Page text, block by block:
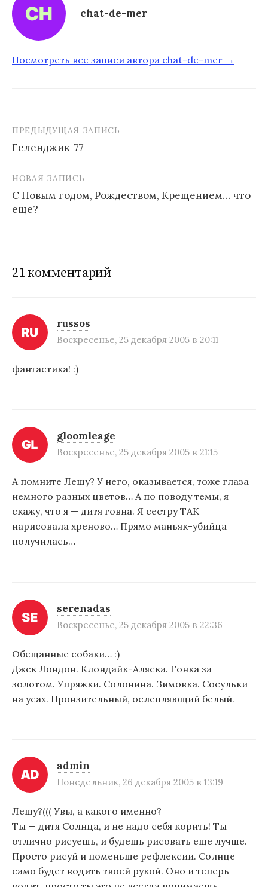
chat-de-mer
Посмотреть все записи автора chat-de-mer →
а
в
а
и
я
п
о
п
и
с
я
м
ПРЕДЫДУЩАЯ ЗАПИСЬ
Геленджик-77
НОВАЯ ЗАПИСЬ
С Новым годом, Рождеством, Крещением… что
еще?
21 комментарий
russos
Воскресенье, 25 декабря 2005 в 20:11
фантастика! :)
gloomleage
Воскресенье, 25 декабря 2005 в 21:15
А помните Лешу? У него, оказывается, тоже глаза
немного разных цветов… А по поводу темы, я
скажу, что я — дитя говна. Я сестру ТАК
нарисовала хреново… Прямо маньяк-убийца
получилась…
serenadas
Воскресенье, 25 декабря 2005 в 22:36
Обещанные собаки… :)
Джек Лондон. Клондайк-Аляска. Гонка за
золотом. Упряжки. Солонина. Зимовка. Сосульки
на усах. Пронзительный, ослепляющий белый.
admin
Понедельник, 26 декабря 2005 в 13:19
Лешу?((( Увы, а какого именно?
Ты — дитя Солнца, и не надо себя корить! Ты
отлично рисуешь, и будешь рисовать еще лучше.
Просто рисуй и поменьше рефлексии. Солнце
само будет водить твоей рукой. Оно и теперь